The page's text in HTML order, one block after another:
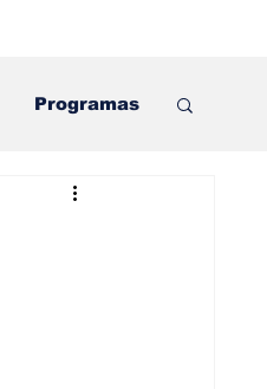
Programas